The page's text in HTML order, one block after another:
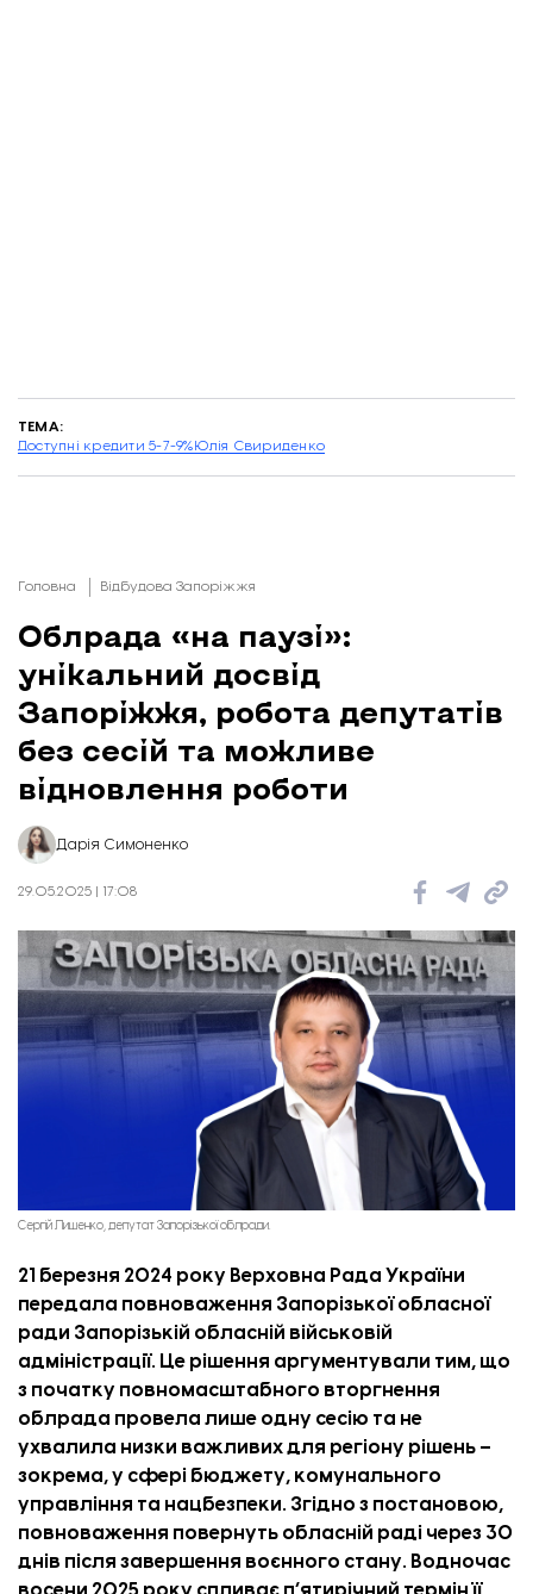
ТЕМА:
Доступні кредити 5-7-9%Юлія Свириденко
Головна Відбудова Запоріжжя
Облрада «на паузі»:
унікальний досвід
Запоріжжя, робота депутатів
без сесій та можливе
відновлення роботи
Дарія Симоненко
29.05.2025 | 17:08
Сергій Лишенко, депутат Запорізької облради.
21 березня 2024 року Верховна Рада України
передала повноваження Запорізької обласної
ради Запорізькій обласній військовій
адміністрації. Це рішення аргументували тим, що
з початку повномасштабного вторгнення
облрада провела лише одну сесію та не
ухвалила низки важливих для регіону рішень –
зокрема, у сфері бюджету, комунального
управління та нацбезпеки. Згідно з постановою,
повноваження повернуть обласній раді через 30
днів після завершення воєнного стану. Водночас